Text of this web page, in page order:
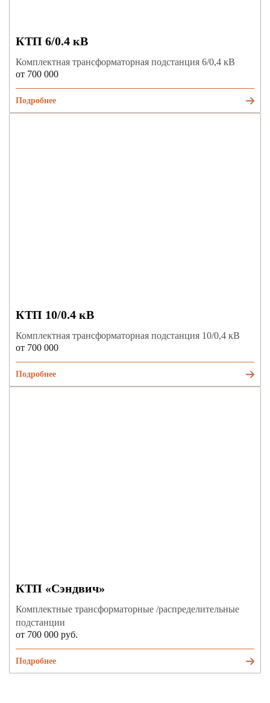
КТП 6/0.4 кВ
Комплектная трансформаторная подстанция 6/0,4 кВ
от 700 000
Подробнее
КТП 10/0.4 кВ
Комплектная трансформаторная подстанция 10/0,4 кВ
от 700 000
Подробнее
КТП «Сэндвич»
Комплектные трансформаторные /распределительные
подстанции
от 700 000 руб.
Подробнее